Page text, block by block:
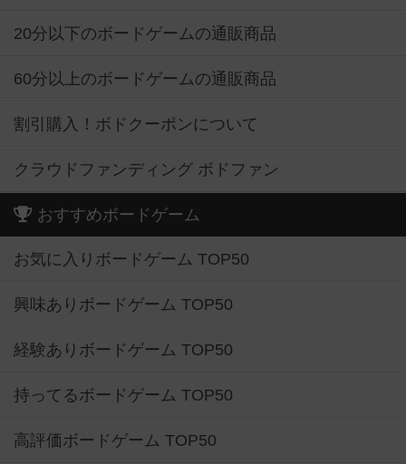
20分以下のボードゲームの通販商品
60分以上のボードゲームの通販商品
割引購入！ボドクーポンについて
クラウドファンディング ボドファン
おすすめボードゲーム
お気に入りボードゲーム TOP50
興味ありボードゲーム TOP50
経験ありボードゲーム TOP50
持ってるボードゲーム TOP50
高評価ボードゲーム TOP50